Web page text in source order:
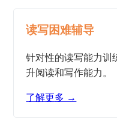
读写困难辅导
针对性的读写能力训
升阅读和写作能力。
了解更多 →